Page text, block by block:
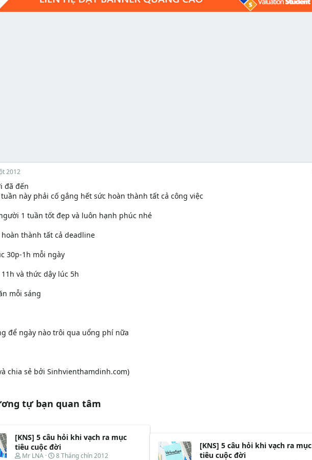
2012
đã đến
này phải cố gắng hết sức hoàn thành tất cả công việc
1 tuần tốt đẹp và luôn hạnh phúc nhé
thành tất cả deadline
30p-1h mỗi ngày
và thức dậy lúc 5h
mỗi sáng
để ngày nào trôi qua uổng phí nữa
chia sẻ bởi Sinhvienthamdinh.com)
tự bạn quan tâm
[KNS] 5 câu hỏi khi vạch ra mục
tiêu cuộc đời
T
Mr LNA
N
8 Tháng chín 2012
[KNS] 5 câu hỏi khi vạch ra mục
tiêu cuộc đời